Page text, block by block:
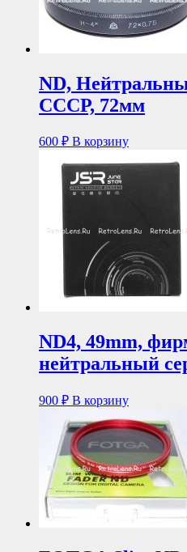
ND,
СССР, 72мм
600 ₽ В корзину
ND4, 49mm,
нейтральный
900 ₽ В корзину